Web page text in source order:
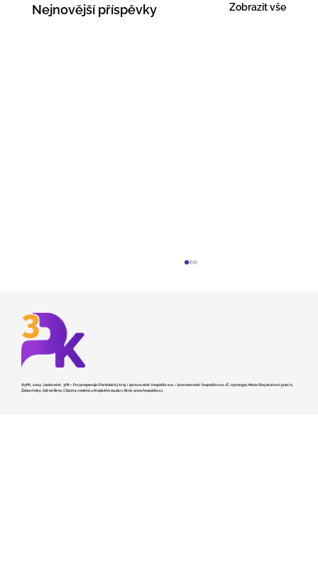
Nejnovější příspěvky Zobrazit vše
©3PK, 2024 | zadavatel: 3PK – Pro prosperující Pardubický kraj / zpracovatel: feopatito s.r.o. / provozovatel: feopatito s.r.o., IČ.: 03217990, Marie Steyskalové 3210/2,
Žabovřesky, 616 00 Brno, C 84074 vedená u Krajského soudu v Brně,www.feopatito.cz